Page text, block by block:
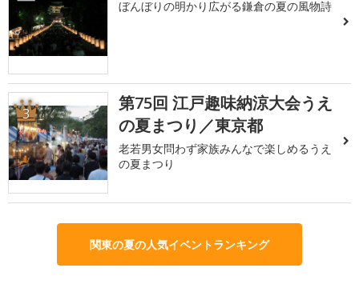
ぼんぼりの明かり広がる鎌倉の夏の風物詩
3
第75回 江戸趣味納涼大会うえ
の夏まつり／東京都
老若男女問わず家族みんなで楽しめるうえ
の夏まつり
関東の夏の人気イベントランキング